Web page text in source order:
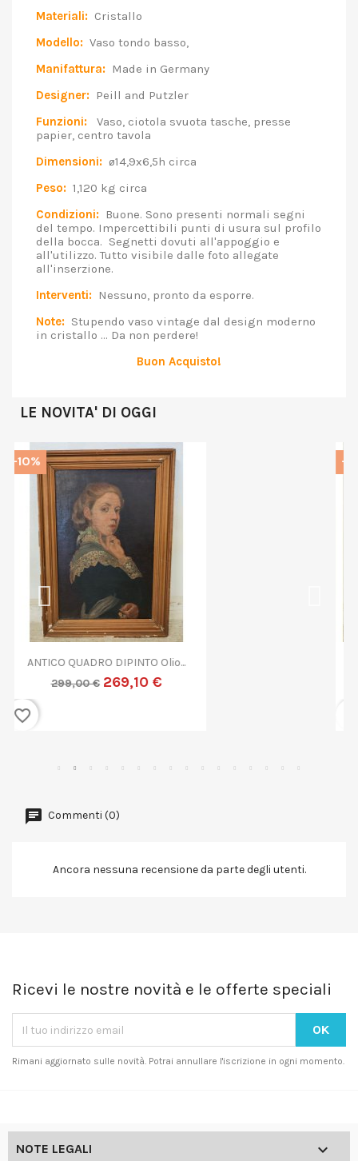
Materiali: Cristallo
Modello: Vaso tondo basso,
Manifattura: Made in Germany
Designer: Peill and Putzler
Funzioni: Vaso, ciotola svuota tasche, presse
papier, centro tavola
Dimensioni: ø14,9x6,5h circa
Peso: 1,120 kg circa
Condizioni: Buone. Sono presenti normali segni
del tempo. Impercettibili punti di usura sul profilo
della bocca. Segnetti dovuti all'appoggio e
all'utilizzo. Tutto visibile dalle foto allegate
all'inserzione.
Interventi: Nessuno, pronto da esporre.
Note: Stupendo vaso vintage dal design moderno
in cristallo ... Da non perdere!
Buon Acquisto!
LE NOVITA' DI OGGI
QUADRO DIPINTO ASTRATTO G....
299,00 €
-10%
Commenti (0)
Ancora nessuna recensione da parte degli utenti.
Ricevi le nostre novità e le offerte speciali
Rimani aggiornato sulle novità. Potrai annullare l'iscrizione in ogni momento.
NOTE LEGALI 